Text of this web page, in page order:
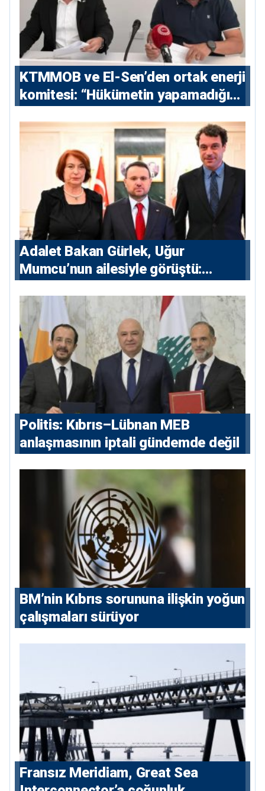
KTMMOB ve El-Sen’den ortak enerji
komitesi: “Hükümetin yapamadığını
Adalet Bakan Gürlek, Uğur
Mumcu’nun ailesiyle görüştü:
devlet isterse her olayı ortaya
çıkarır”
Politis: Kıbrıs–Lübnan MEB
anlaşmasının iptali gündemde değil
BM’nin Kıbrıs sorununa ilişkin yoğun
çalışmaları sürüyor
Fransız Meridiam, Great Sea